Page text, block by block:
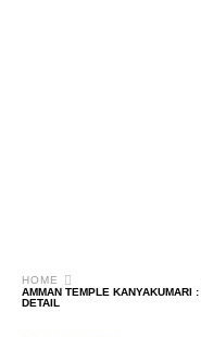
HOME
AMMAN TEMPLE KANYAKUMARI :
DETAIL